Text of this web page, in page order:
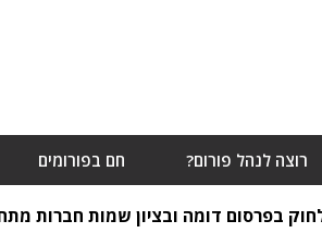
רוצה לנהל פורום? חם בפורומים
בפרסום דומה ובציון שמות חברות